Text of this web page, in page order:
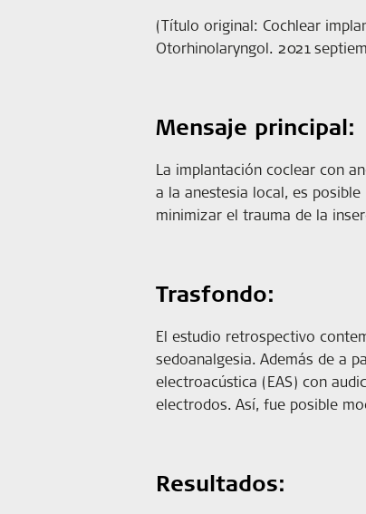
(Título original: Cochlear
Otorhinolaryngol. 2021
Mensaje principal:
La implantación coclear con
a la anestesia local, es
minimizar el trauma de la
Trasfondo:
El estudio retrospectivo
sedoanalgesia. Además de a
electroacústica (EAS) con
electrodos. Así, fue posible
Resultados: